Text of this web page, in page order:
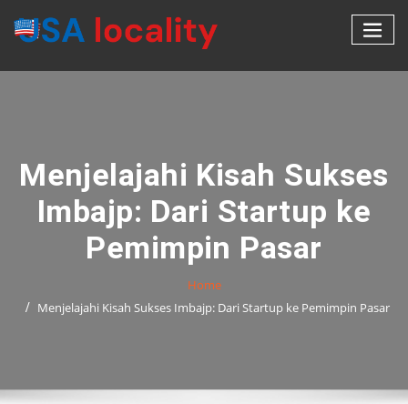
Menjelajahi Kisah Sukses
Imbajp: Dari Startup ke
Pemimpin Pasar
Home
Menjelajahi Kisah Sukses Imbajp: Dari Startup ke Pemimpin Pasar